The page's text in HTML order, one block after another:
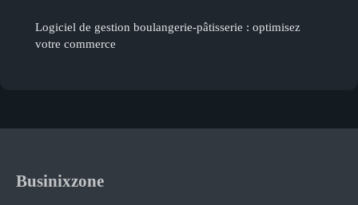
Logiciel de gestion boulangerie-pâtisserie : optimisez
votre commerce
Businixzone